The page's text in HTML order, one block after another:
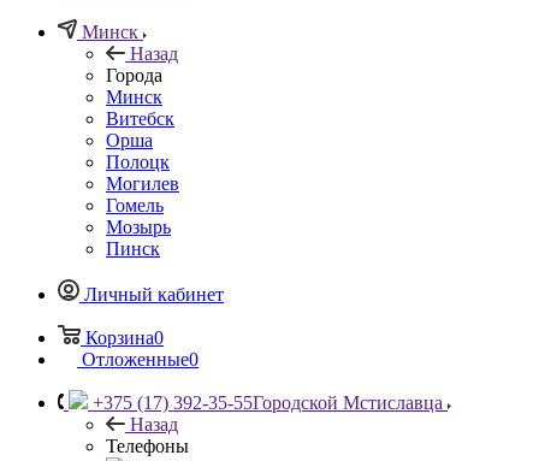
Минск
Назад
Города
Минск
Витебск
Орша
Полоцк
Могилев
Гомель
Мозырь
Пинск
Личный кабинет
Корзина0
Отложенные0
+375 (17) 392-35-55Городской Мстиславца
Назад
Телефоны